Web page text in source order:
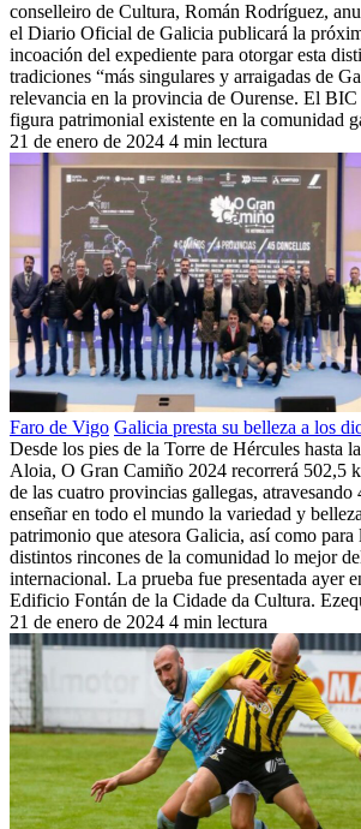
conselleiro de Cultura, Román Rodríguez,
el Diario Oficial de Galicia publicará la
incoación del expediente para otorgar esta
tradiciones “más singulares y arraigadas de
relevancia en la provincia de Ourense. El
figura patrimonial existente en la comunidad
21 de enero de 2024 4 min lectura
Faro de Vigo Galicia presta su belleza a los
Desde los pies de la Torre de Hércules hasta
Aloia, O Gran Camiño 2024 recorrerá 502,5
de las cuatro provincias gallegas,
enseñar en todo el mundo la variedad y
patrimonio que atesora Galicia, así como para
distintos rincones de la comunidad lo mejor
internacional. La prueba fue presentada ayer
Edificio Fontán de la Cidade da Cultura.
21 de enero de 2024 4 min lectura